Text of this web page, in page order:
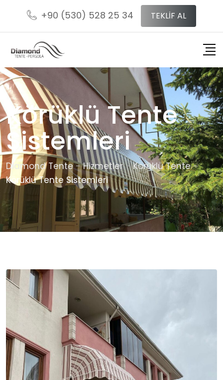
+90 (530) 528 25 34 TEKLİF AL
Körüklü Tente
Sistemleri
Diamond Tente-Hizmetler-Körüklü Tente-
Körüklü Tente Sistemleri